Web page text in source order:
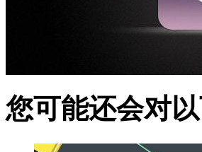
您可能还会对